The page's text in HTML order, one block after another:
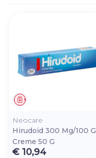
Geneesmiddel
Neocare
Hirudoid 300 Mg/100 G
Creme 50 G
€ 10,94